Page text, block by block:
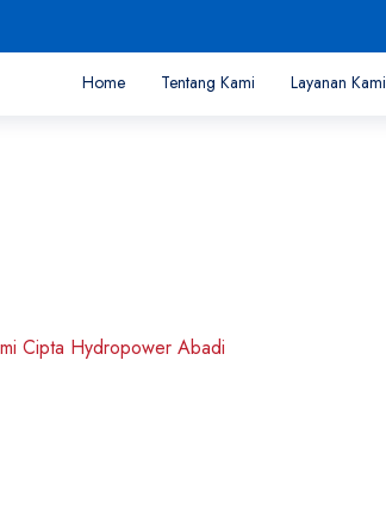
Home Tentang Kami Layanan Kami
Cipta Hydropower Abadi